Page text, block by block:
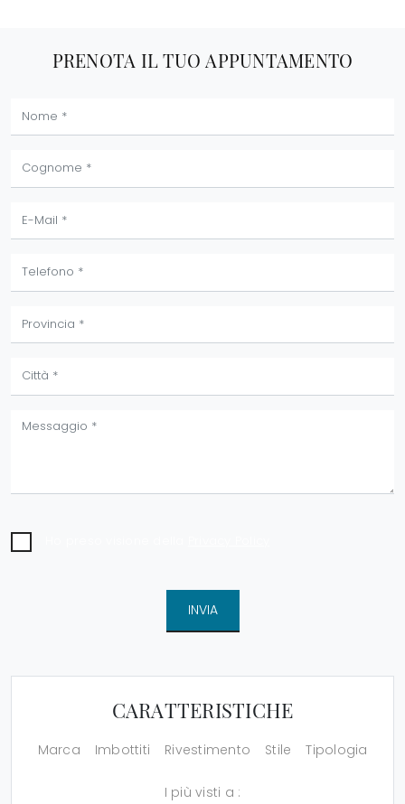
PRENOTA IL TUO APPUNTAMENTO
INVIA
CARATTERISTICHE
Marca Imbottiti Rivestimento Stile Tipologia
I più visti a :